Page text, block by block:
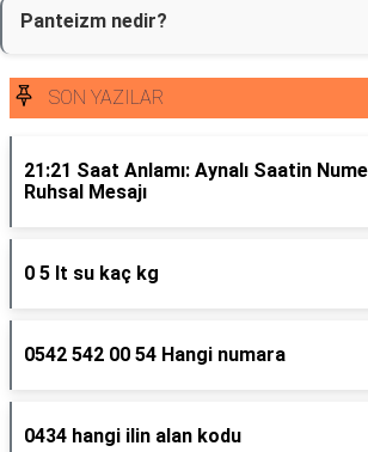
Panteizm nedir?
SON YAZILAR
21:21 Saat Anlamı: Aynalı Saatin
Ruhsal Mesajı
0 5 lt su kaç kg
0542 542 00 54 Hangi numara
0434 hangi ilin alan kodu